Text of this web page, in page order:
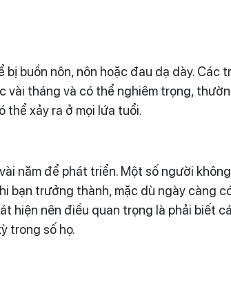
buồn nôn, nôn hoặc đau dạ dày. Các
tháng và có thể nghiêm trọng,
thể xảy ra ở mọi lứa tuổi.
năm để phát triển. Một số người
trưởng thành, mặc dù ngày càng
hiện nên điều quan trọng là phải biết
trong số họ.